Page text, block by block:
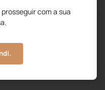
com a sua